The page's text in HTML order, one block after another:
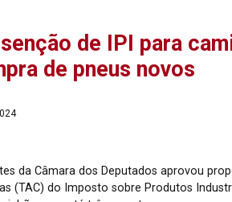
de IPI para
de pneus novos
da Câmara dos Deputados aprovou
(TAC) do Imposto sobre Produtos